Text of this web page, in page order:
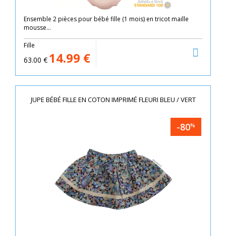
Ensemble 2 pièces pour bébé fille (1 mois) en tricot maille
mousse...
Fille
63.00 € 14.99 €
JUPE BÉBÉ FILLE EN COTON IMPRIMÉ FLEURI BLEU / VERT
-80%